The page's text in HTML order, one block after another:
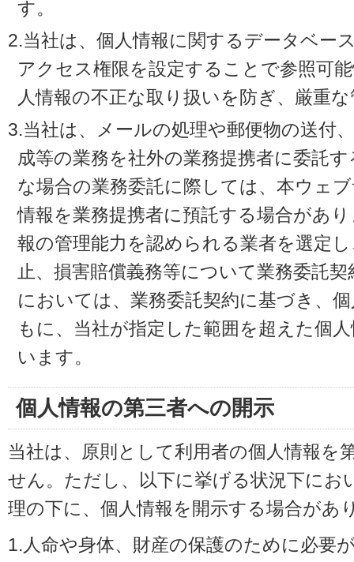
す。
2.当社は、個人情報に関するデータベー
アクセス権限を設定することで参照可
人情報の不正な取り扱いを防ぎ、厳重
3.当社は、メールの処理や郵便物の送付
成等の業務を社外の業務提携者に委託
な場合の業務委託に際しては、本ウェ
情報を業務提携者に預託する場合があ
報の管理能力を認められる業者を選定
止、損害賠償義務等について業務委託
においては、業務委託契約に基づき、
もに、当社が指定した範囲を超えた個
います。
個人情報の第三者への開示
当社は、原則として利用者の個人情報を
せん。ただし、以下に挙げる状況下にお
理の下に、個人情報を開示する場合があ
1.人命や身体、財産の保護のために必要